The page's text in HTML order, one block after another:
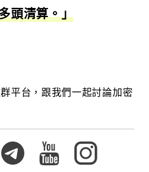
頭清算。」
平台，跟我們一起討論加密